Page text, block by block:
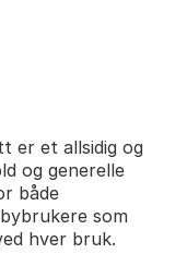
er et allsidig og
og generelle
både
som
hver bruk.